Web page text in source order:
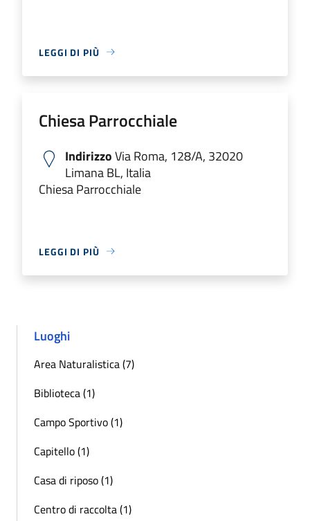
LEGGI DI PIÙ
Chiesa Parrocchiale
IndirizzoVia Roma, 128/A, 32020
Limana BL, Italia
Chiesa Parrocchiale
LEGGI DI PIÙ
Luoghi
Area Naturalistica (7)
Biblioteca (1)
Campo Sportivo (1)
Capitello (1)
Casa di riposo (1)
Centro di raccolta (1)